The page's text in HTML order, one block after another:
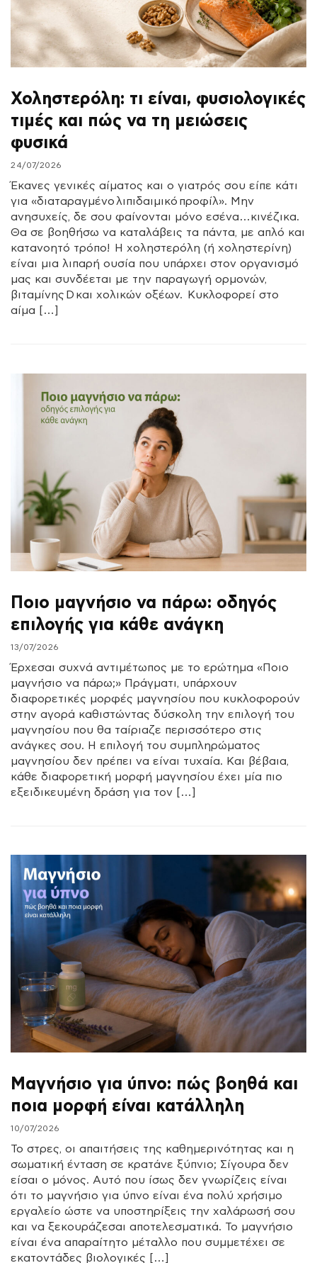
Χοληστερόλη: τι είναι, φυσιολογικές
τιμές και πώς να τη μειώσεις
φυσικά
24/07/2026
Έκανες γενικές αίματος και ο γιατρός σου είπε κάτι
για «διαταραγμένο λιπιδαιμικό προφίλ». Μην
ανησυχείς, δε σου φαίνονται μόνο εσένα…κινέζικα.
Θα σε βοηθήσω να καταλάβεις τα πάντα, με απλό και
κατανοητό τρόπο! Η χοληστερόλη (ή χοληστερίνη)
είναι μια λιπαρή ουσία που υπάρχει στον οργανισμό
μας και συνδέεται με την παραγωγή ορμονών,
βιταμίνης D και χολικών οξέων. Κυκλοφορεί στο
αίμα […]
Ποιο μαγνήσιο να πάρω: οδηγός
επιλογής για κάθε ανάγκη
13/07/2026
Έρχεσαι συχνά αντιμέτωπος με το ερώτημα «Ποιο
μαγνήσιο να πάρω;» Πράγματι, υπάρχουν
διαφορετικές μορφές μαγνησίου που κυκλοφορούν
στην αγορά καθιστώντας δύσκολη την επιλογή του
μαγνησίου που θα ταίριαζε περισσότερο στις
ανάγκες σου. Η επιλογή του συμπληρώματος
μαγνησίου δεν πρέπει να είναι τυχαία. Και βέβαια,
κάθε διαφορετική μορφή μαγνησίου έχει μία πιο
εξειδικευμένη δράση για τον […]
Μαγνήσιο για ύπνο: πώς βοηθά και
ποια μορφή είναι κατάλληλη
10/07/2026
Το στρες, οι απαιτήσεις της καθημερινότητας και η
σωματική ένταση σε κρατάνε ξύπνιο; Σίγουρα δεν
είσαι ο μόνος. Αυτό που ίσως δεν γνωρίζεις είναι
ότι το μαγνήσιο για ύπνο είναι ένα πολύ χρήσιμο
εργαλείο ώστε να υποστηρίξεις την χαλάρωσή σου
και να ξεκουράζεσαι αποτελεσματικά. Το μαγνήσιο
είναι ένα απαραίτητο μέταλλο που συμμετέχει σε
εκατοντάδες βιολογικές […]